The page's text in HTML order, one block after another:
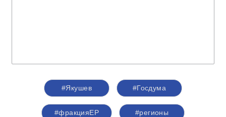
#Якушев #Госдума
#фракцияЕР #регионы